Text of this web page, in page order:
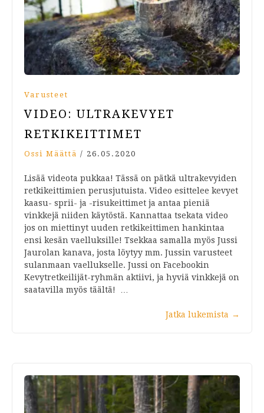
Varusteet
VIDEO: ULTRAKEVYET
RETKIKEITTIMET
Ossi Määttä / 26.05.2020
Lisää videota pukkaa! Tässä on pätkä ultrakevyiden
retkikeittimien perusjutuista. Video esittelee kevyet
kaasu- sprii- ja -risukeittimet ja antaa pieniä
vinkkejä niiden käytöstä. Kannattaa tsekata video
jos on miettinyt uuden retkikeittimen hankintaa
ensi kesän vaelluksille! Tsekkaa samalla myös Jussi
Jaurolan kanava, josta löytyy mm. Jussin varusteet
sulanmaan vaellukselle. Jussi on Facebookin
Kevytretkeilijät-ryhmän aktiivi, ja hyviä vinkkejä on
saatavilla myös täältä! …
Jatka lukemista →